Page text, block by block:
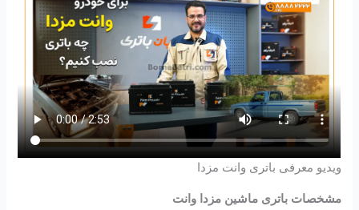
ویدیو معرفی باتری وانت مزدا
مشخصات باتری ماشین مزدا وانت